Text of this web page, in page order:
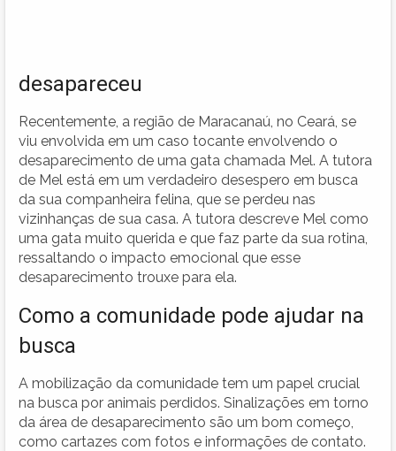
desapareceu
Recentemente, a região de Maracanaú, no Ceará, se
viu envolvida em um caso tocante envolvendo o
desaparecimento de uma gata chamada Mel. A tutora
de Mel está em um verdadeiro desespero em busca
da sua companheira felina, que se perdeu nas
vizinhanças de sua casa. A tutora descreve Mel como
uma gata muito querida e que faz parte da sua rotina,
ressaltando o impacto emocional que esse
desaparecimento trouxe para ela.
Como a comunidade pode ajudar na
busca
A mobilização da comunidade tem um papel crucial
na busca por animais perdidos. Sinalizações em torno
da área de desaparecimento são um bom começo,
como cartazes com fotos e informações de contato.